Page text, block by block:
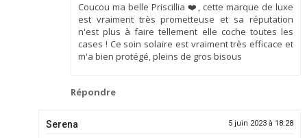
Coucou ma belle Priscillia ❤️, cette marque de luxe
est vraiment très prometteuse et sa réputation
n'est plus à faire tellement elle coche toutes les
cases ! Ce soin solaire est vraiment très efficace et
m'a bien protégé, pleins de gros bisous
Répondre
Serena 5 juin 2023 à 18:28